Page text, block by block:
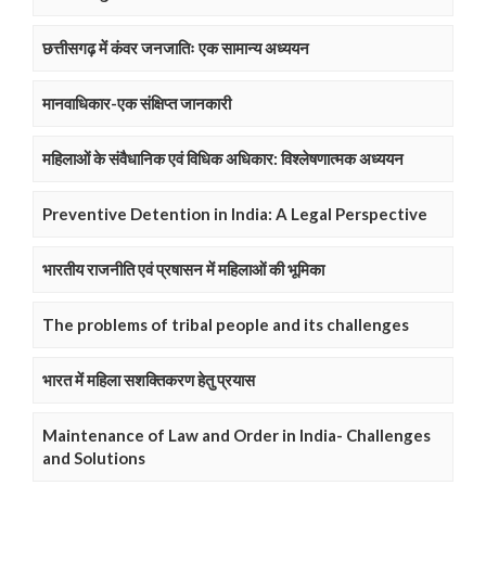
छत्तीसगढ़ में कंवर जनजातिः एक सामान्य अध्ययन
मानवाधिकार-एक संक्षिप्त जानकारी
महिलाओं के संवैधानिक एवं विधिक अधिकार: विश्लेषणात्मक अध्ययन
Preventive Detention in India: A Legal Perspective
भारतीय राजनीति एवं प्रषासन में महिलाओं की भूमिका
The problems of tribal people and its challenges
भारत में महिला सशक्तिकरण हेतु प्रयास
Maintenance of Law and Order in India- Challenges
and Solutions